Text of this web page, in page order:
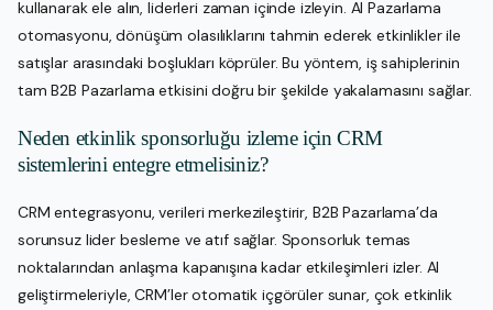
kullanarak ele alın, liderleri zaman içinde izleyin. AI Pazarlama
otomasyonu, dönüşüm olasılıklarını tahmin ederek etkinlikler ile
satışlar arasındaki boşlukları köprüler. Bu yöntem, iş sahiplerinin
tam B2B Pazarlama etkisini doğru bir şekilde yakalamasını sağlar.
Neden etkinlik sponsorluğu izleme için CRM
sistemlerini entegre etmelisiniz?
CRM entegrasyonu, verileri merkezileştirir, B2B Pazarlama’da
sorunsuz lider besleme ve atıf sağlar. Sponsorluk temas
noktalarından anlaşma kapanışına kadar etkileşimleri izler. AI
geliştirmeleriyle, CRM’ler otomatik içgörüler sunar, çok etkinlik